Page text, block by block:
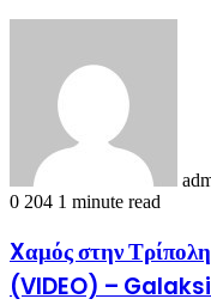
0 204 1 minute read
Xαμός στην
(VIDEO) –